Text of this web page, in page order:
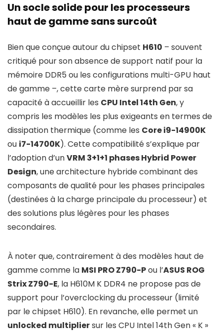
Un socle solide pour les processeurs
haut de gamme sans surcoût
Bien que conçue autour du chipset H610 – souvent
critiqué pour son absence de support natif pour la
mémoire DDR5 ou les configurations multi-GPU haut
de gamme –, cette carte mère surprend par sa
capacité à accueillir les CPU Intel 14th Gen, y
compris les modèles les plus exigeants en termes de
dissipation thermique (comme les Core i9-14900K
ou i7-14700K). Cette compatibilité s’explique par
l’adoption d’unVRM 3+1+1 phases Hybrid Power
Design, une architecture hybride combinant des
composants de qualité pour les phases principales
(destinées à la charge principale du processeur) et
des solutions plus légères pour les phases
secondaires.
À noter que, contrairement à des modèles haut de
gamme comme la MSI PRO Z790-Pou l’ASUS ROG
Strix Z790-E, la H610M K DDR4 ne propose pas de
support pour l’overclocking du processeur (limité
par le chipset H610). En revanche, elle permet un
unlocked multipliersur les CPU Intel 14th Gen « K »